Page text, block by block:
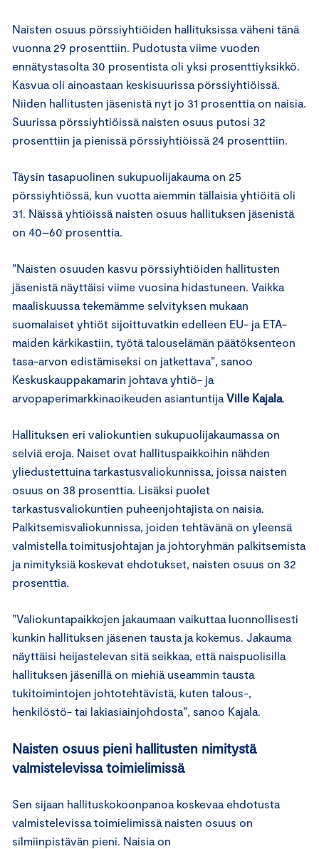
Naisten osuus pörssiyhtiöiden hallituksissa väheni tänä
vuonna 29 prosenttiin. Pudotusta viime vuoden
ennätystasolta 30 prosentista oli yksi prosenttiyksikkö.
Kasvua oli ainoastaan keskisuurissa pörssiyhtiöissä.
Niiden hallitusten jäsenistä nyt jo 31 prosenttia on naisia.
Suurissa pörssiyhtiöissä naisten osuus putosi 32
prosenttiin ja pienissä pörssiyhtiöissä 24 prosenttiin.
Täysin tasapuolinen sukupuolijakauma on 25
pörssiyhtiössä, kun vuotta aiemmin tällaisia yhtiöitä oli
31. Näissä yhtiöissä naisten osuus hallituksen jäsenistä
on 40–60 prosenttia.
”Naisten osuuden kasvu pörssiyhtiöiden hallitusten
jäsenistä näyttäisi viime vuosina hidastuneen. Vaikka
maaliskuussa tekemämme selvityksen mukaan
suomalaiset yhtiöt sijoittuvatkin edelleen EU- ja ETA-
maiden kärkikastiin, työtä talouselämän päätöksenteon
tasa-arvon edistämiseksi on jatkettava”, sanoo
Keskuskauppakamarin johtava yhtiö- ja
arvopaperimarkkinaoikeuden asiantuntija Ville Kajala.
Hallituksen eri valiokuntien sukupuolijakaumassa on
selviä eroja. Naiset ovat hallituspaikkoihin nähden
yliedustettuina tarkastusvaliokunnissa, joissa naisten
osuus on 38 prosenttia. Lisäksi puolet
tarkastusvaliokuntien puheenjohtajista on naisia.
Palkitsemisvaliokunnissa, joiden tehtävänä on yleensä
valmistella toimitusjohtajan ja johtoryhmän palkitsemista
ja nimityksiä koskevat ehdotukset, naisten osuus on 32
prosenttia.
”Valiokuntapaikkojen jakaumaan vaikuttaa luonnollisesti
kunkin hallituksen jäsenen tausta ja kokemus. Jakauma
näyttäisi heijastelevan sitä seikkaa, että naispuolisilla
hallituksen jäsenillä on miehiä useammin tausta
tukitoimintojen johtotehtävistä, kuten talous-,
henkilöstö- tai lakiasiainjohdosta”, sanoo Kajala.
Naisten osuus pieni hallitusten nimitystä
valmistelevissa toimielimissä
Sen sijaan hallituskokoonpanoa koskevaa ehdotusta
valmistelevissa toimielimissä naisten osuus on
silmiinpistävän pieni. Naisia on